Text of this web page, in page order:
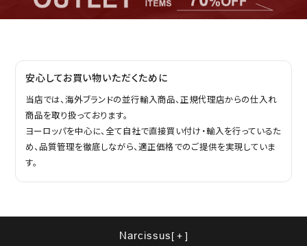
安心してお買い物いただくために
当店では、海外ブランドの並行輸入商品、正規代理店からの仕入れ
商品を取り扱っております。
ヨーロッパを中心に、全て自社で直接買い付け・輸入を行っているた
め、品質管理を徹底しながら、適正価格でのご提供を実現していま
す。
Narcissus